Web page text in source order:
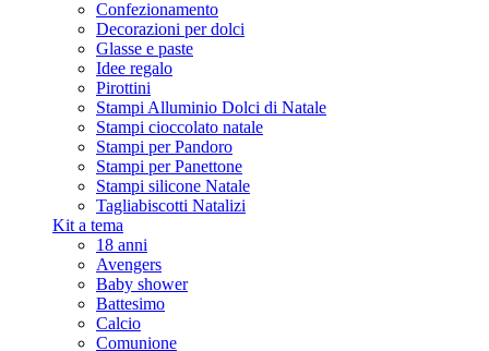
Confezionamento
Decorazioni per dolci
Glasse e paste
Idee regalo
Pirottini
Stampi Alluminio Dolci di Natale
Stampi cioccolato natale
Stampi per Pandoro
Stampi per Panettone
Stampi silicone Natale
Tagliabiscotti Natalizi
Kit a tema
18 anni
Avengers
Baby shower
Battesimo
Calcio
Comunione